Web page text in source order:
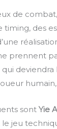
de combat,
timing, des
prennent
sontYie
jeu